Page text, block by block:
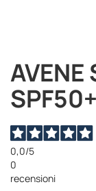
AVENE
0,0/5
0
recensioni
Vai
all'inizio
della
galleria
immagini